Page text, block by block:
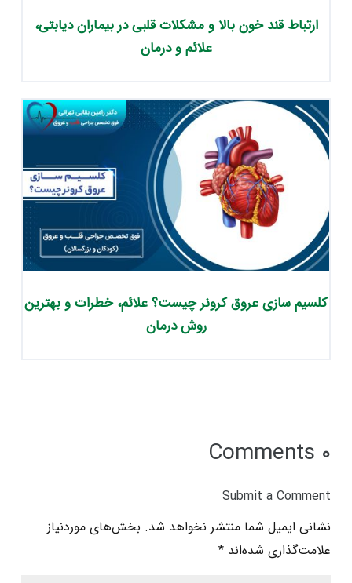
ارتباط قند خون بالا و مشکلات قلبی در بیماران دیابتی،
علائم و درمان
کلسیم‌ سازی عروق کرونر چیست؟ علائم، خطرات و بهترین
روش درمان
۰ Comments
Submit a Comment
نشانی ایمیل شما منتشر نخواهد شد. بخش‌های موردنیاز
علامت‌گذاری شده‌اند *